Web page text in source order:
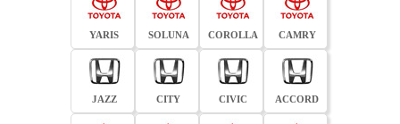
YARIS SOLUNA COROLLA CAMRY
JAZZ CITY CIVIC ACCORD